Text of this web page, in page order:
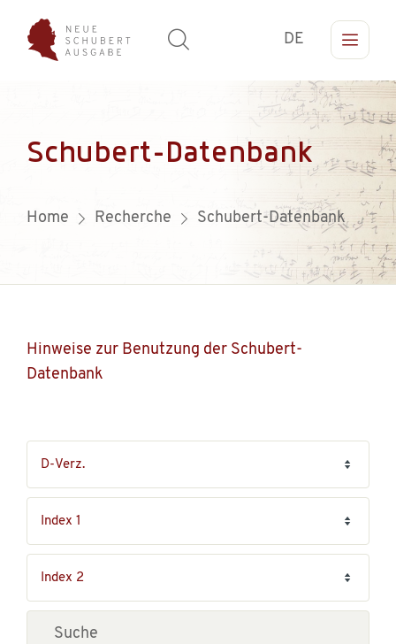
DE
Schubert-Datenbank
Home Recherche Schubert-Datenbank
Hinweise zur Benutzung der Schubert-
Datenbank